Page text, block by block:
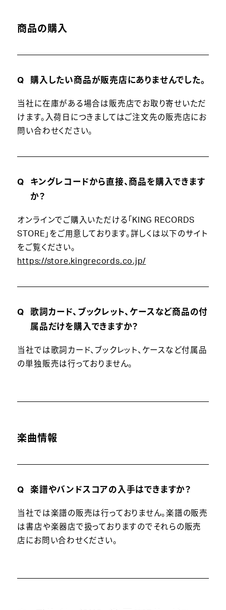
商品の購入
購入したい商品が販売店にありませんでした。
当社に在庫がある場合は販売店でお取り寄せいただ
けます。入荷日につきましてはご注文先の販売店にお
問い合わせください。
キングレコードから直接、商品を購入できます
か？
オンラインでご購入いただける「KING RECORDS
STORE」をご用意しております。詳しくは以下のサイト
をご覧ください。
https://store.kingrecords.co.jp/
歌詞カード、ブックレット、ケースなど商品の付
属品だけを購入できますか？
当社では歌詞カード、ブックレット、ケースなど付属品
の単独販売は行っておりません。
楽曲情報
楽譜やバンドスコアの入手はできますか？
当社では楽譜の販売は行っておりません。楽譜の販売
は書店や楽器店で扱っておりますのでそれらの販売
店にお問い合わせください。